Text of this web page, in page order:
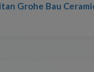
Grohe Bau